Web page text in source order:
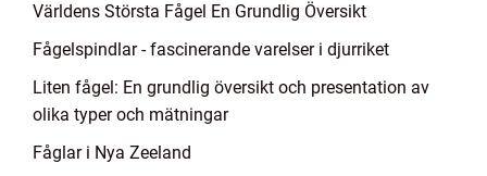
Världens Största Fågel En Grundlig Översikt
Fågelspindlar - fascinerande varelser i djurriket
Liten fågel: En grundlig översikt och presentation av
olika typer och mätningar
Fåglar i Nya Zeeland